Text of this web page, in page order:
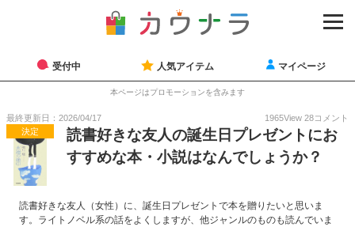
受付中 人気アイテム マイページ
本ページはプロモーションを含みます
最終更新日：2026/04/17 1965View 28コメント
決定
読書好きな友人の誕生日プレゼントにお
すすめな本・小説はなんでしょうか？
読書好きな友人（女性）に、誕生日プレゼントで本を贈りたいと思いま
す。ライトノベル系の話をよくしますが、他ジャンルのものも読んでいま